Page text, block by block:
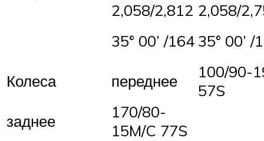
2,058/2,812 2,058/
35° 00’ /164 35° 00’ /
Колеса переднее
100/90-
57S
заднее
170/80-
15M/C 77S